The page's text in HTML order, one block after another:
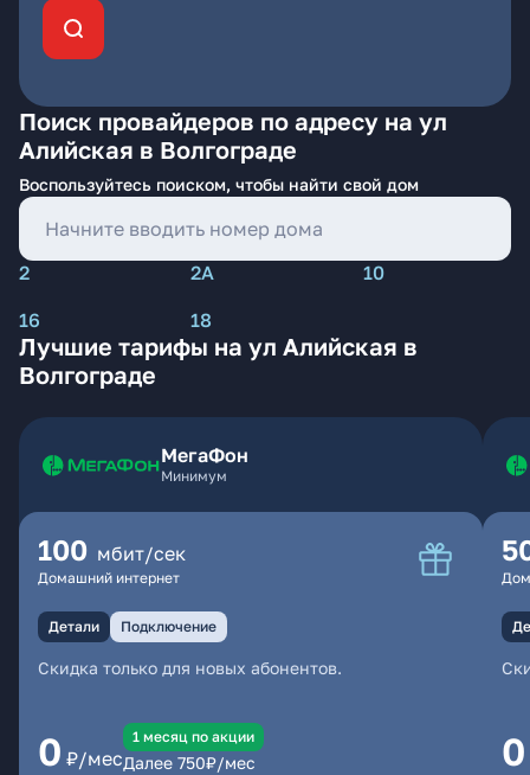
Поиск провайдеров по адресу на ул
Алийская в Волгограде
Воспользуйтесь поиском, чтобы найти свой дом
2 2А
10
16
18
Лучшие тарифы на ул Алийская в
Волгограде
МегаФон
Минимум
100 мбит/сек
Домашний интернет
Детали Подключение
Скидка только для новых абонентов.
0 ₽/мес
1 месяц по акции
Далее 750₽/мес 0